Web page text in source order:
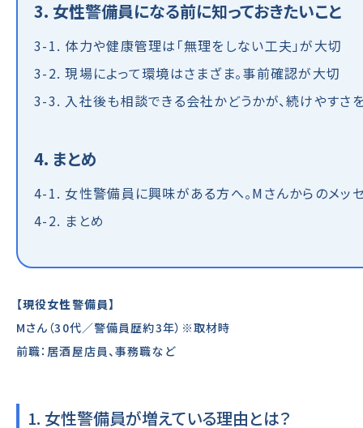
3. 女性警備員になる前に知っておきたいこと
3-1. 体力や健康管理は「無理をしない工夫」が大切
3-2. 現場によって環境はさまざま。事前確認が大切
3-3. 入社後も相談できる会社かどうかが、続けやすさ
4. まとめ
4-1. 女性警備員に興味がある方へ。Mさんからのメッ
4-2. まとめ
【現役女性警備員】
Mさん（30代／警備員歴約3年）※取材時
前職：居酒屋店員、事務職など
1. 女性警備員が増えている理由とは？